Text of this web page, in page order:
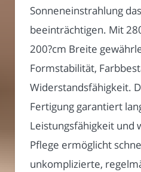
Sonneneinstrahlung
beeinträchtigen. Mit
200?cm Breite
Formstabilität,
Widerstandsfähigkeit.
Fertigung garantiert
Leistungsfähigkeit und
Pflege ermöglicht
unkomplizierte,